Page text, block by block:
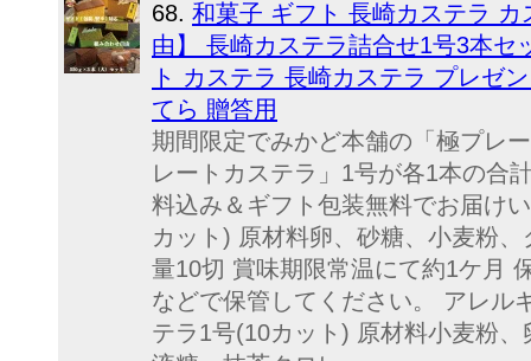
68. 和菓子 ギフト 長崎カステラ
由】 長崎カステラ詰合せ1号3本
ト カステラ 長崎カステラ プレゼ
てら 贈答用
期間限定でみかど本舗の「極プレ
レートカステラ」1号が各1本の合
料込み＆ギフト包装無料でお届け
カット) 原材料卵、砂糖、小麦粉
量10切 賞味期限常温にて約1ケ月
などで保管してください。 アレル
テラ1号(10カット) 原材料小麦粉